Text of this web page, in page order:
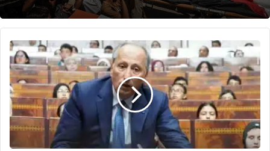
تأخر
مباراة
الأساتذة
الباحثين
يثير
استياء
النقابات
التعليمية